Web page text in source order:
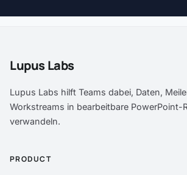
Lupus Labs
Lupus Labs hilft Teams dabei, Daten,
Workstreams in bearbeitbare PowerPoint-
verwandeln.
PRODUCT